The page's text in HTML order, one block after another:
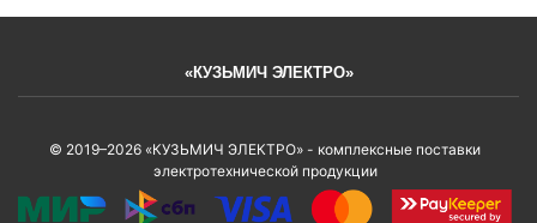
«КУЗЬМИЧ ЭЛЕКТРО»
© 2019–2026 «КУЗЬМИЧ ЭЛЕКТРО» - комплексные поставки
электротехнической продукции